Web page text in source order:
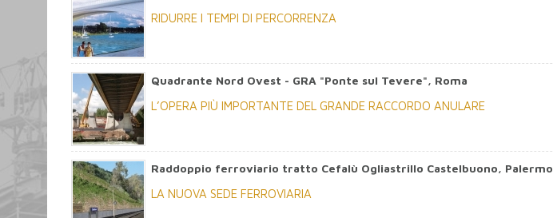
RIDURRE I TEMPI DI PERCORRENZA
Quadrante Nord Ovest - GRA "Ponte sul Tevere", Roma
L’OPERA PIÙ IMPORTANTE DEL GRANDE RACCORDO ANULARE
Raddoppio ferroviario tratto Cefalù Ogliastrillo Castelbuono, Palermo
LA NUOVA SEDE FERROVIARIA